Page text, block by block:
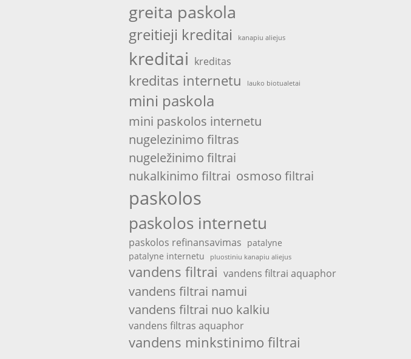
greita paskola
greitieji kreditai kanapiu aliejus
kreditai kreditas
kreditas internetu lauko biotualetai
mini paskola
mini paskolos internetu
nugelezinimo filtras
nugeležinimo filtrai
nukalkinimo filtrai osmoso filtrai
paskolos
paskolos internetu
paskolos refinansavimas patalyne
patalyne internetu
pluostiniu kanapiu aliejus
vandens filtrai vandens filtrai aquaphor
vandens filtrai namui
vandens filtrai nuo kalkiu
vandens filtras aquaphor
vandens minkstinimo filtrai